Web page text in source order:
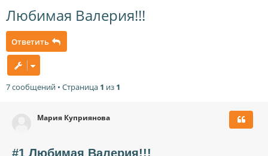
Любимая Валерия!!!
Ответить
7 сообщений • Страница 1 из 1
Мария Куприянова
#1 Любимая Валерия!!!